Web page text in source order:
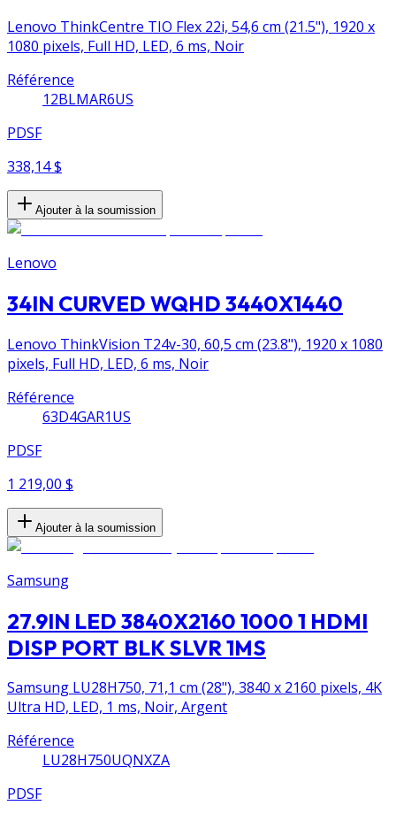
Lenovo ThinkCentre TIO Flex 22i, 54,6 cm (21.5"), 1920 x
1080 pixels, Full HD, LED, 6 ms, Noir
Référence
12BLMAR6US
PDSF
338,14 $
Ajouter à la soumission
Lenovo
34IN CURVED WQHD 3440X1440
Lenovo ThinkVision T24v-30, 60,5 cm (23.8"), 1920 x 1080
pixels, Full HD, LED, 6 ms, Noir
Référence
63D4GAR1US
PDSF
1 219,00 $
Ajouter à la soumission
Samsung
27.9IN LED 3840X2160 1000 1 HDMI
DISP PORT BLK SLVR 1MS
Samsung LU28H750, 71,1 cm (28"), 3840 x 2160 pixels, 4K
Ultra HD, LED, 1 ms, Noir, Argent
Référence
LU28H750UQNXZA
PDSF